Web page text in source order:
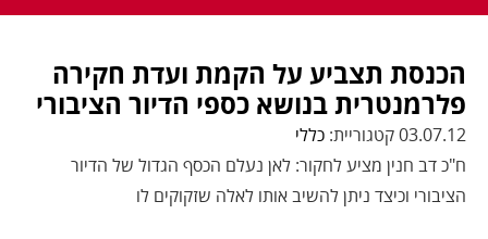
הכנסת תצביע על הקמת ועדת חקירה
פלרמנטרית בנושא כספי הדיור הציבורי
03.07.12 קטגוריית:
כללי
ח"כ דב חנין מציע לחקור: לאן נעלם הכסף הגדול של הדיור
הציבורי וכיצד ניתן להשיב אותו לאלה שזקוקים לו